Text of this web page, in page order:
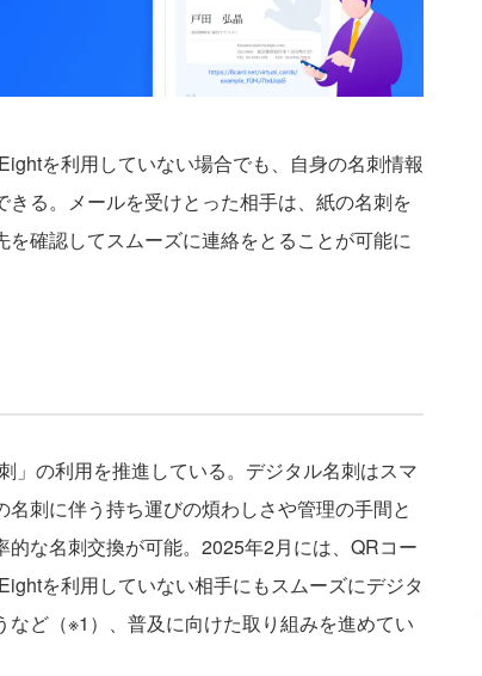
を利用していない場合でも、自身の名刺情報
る。メールを受けとった相手は、紙の名刺を
確認してスムーズに連絡をとることが可能に
の利用を推進している。デジタル名刺はスマ
刺に伴う持ち運びの煩わしさや管理の手間と
な名刺交換が可能。2025年2月には、QRコー
を利用していない相手にもスムーズにデジタ
ど（※1）、普及に向けた取り組みを進めてい